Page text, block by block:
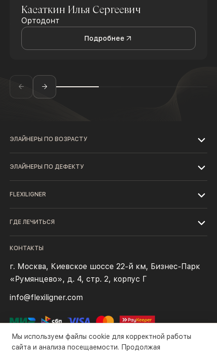
Касаткин Илья Сергеевич
Ортодонт
Подробнее
ЭЛАЙНЕРЫ ПО ВОЗРАСТУ
ЭЛАЙНЕРЫ ПО ДЕФЕКТУ
FLEXILIGNER
ГДЕ ЛЕЧИТЬСЯ
КОНТАКТЫ
г. Москва, Киевское шоссе 22-й км, Бизнес-Парк
«Румянцево», д. 4, стр. 2, корпус Г
info@flexiligner.com
Мы используем файлы cookie для корректной работы
сайта и анализа посещаемости. Продолжая